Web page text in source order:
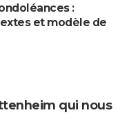
:
et modèle de
qui nous